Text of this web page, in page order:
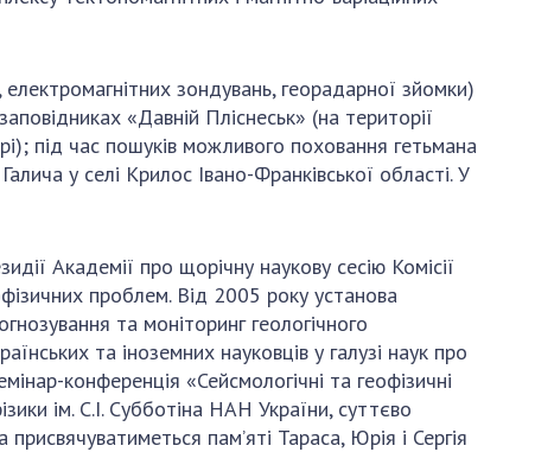
зондувань, георадарної зйомки)
«Давній Пліснеськ» (на території
під час пошуків можливого поховання гетьмана
у селі Крилос Івано-Франківської області. У
Академії про щорічну наукову сесію Комісії
проблем. Від 2005 року установа
та моніторинг геологічного
та іноземних науковців у галузі наук про
конференція «Сейсмологічні та геофізичні
ім. С.І. Субботіна НАН України, суттєво
пам’яті Тараса, Юрія і Сергія